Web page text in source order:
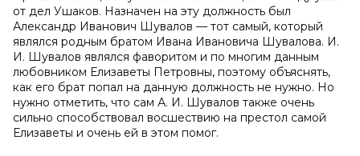
от дел Ушаков. Назначен на эту должность был
Александр Иванович Шувалов — тот самый, который
являлся родным братом Ивана Ивановича Шувалова. И.
И. Шувалов являлся фаворитом и по многим данным
любовником Елизаветы Петровны, поэтому объяснять,
как его брат попал на данную должность не нужно. Но
нужно отметить, что сам А. И. Шувалов также очень
сильно способствовал восшествию на престол самой
Елизаветы и очень ей в этом помог.